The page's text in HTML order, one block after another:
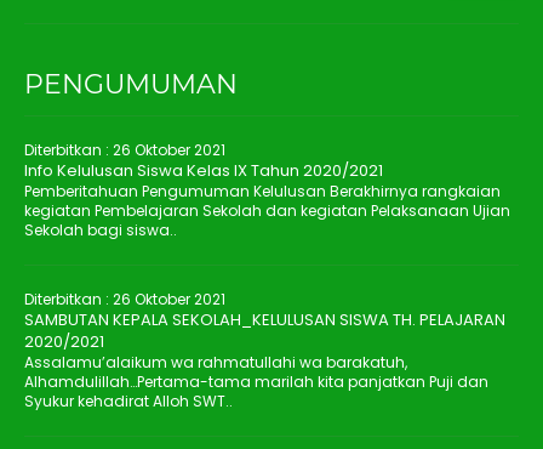
PENGUMUMAN
Diterbitkan : 26 Oktober 2021
Info Kelulusan Siswa Kelas IX Tahun 2020/2021
Pemberitahuan Pengumuman Kelulusan Berakhirnya rangkaian
kegiatan Pembelajaran Sekolah dan kegiatan Pelaksanaan Ujian
Sekolah bagi siswa..
Diterbitkan : 26 Oktober 2021
SAMBUTAN KEPALA SEKOLAH_KELULUSAN SISWA TH. PELAJARAN
2020/2021
Assalamu’alaikum wa rahmatullahi wa barakatuh,
Alhamdulillah…Pertama-tama marilah kita panjatkan Puji dan
Syukur kehadirat Alloh SWT..